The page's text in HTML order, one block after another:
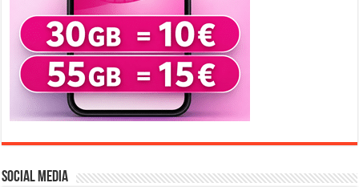
Social Media